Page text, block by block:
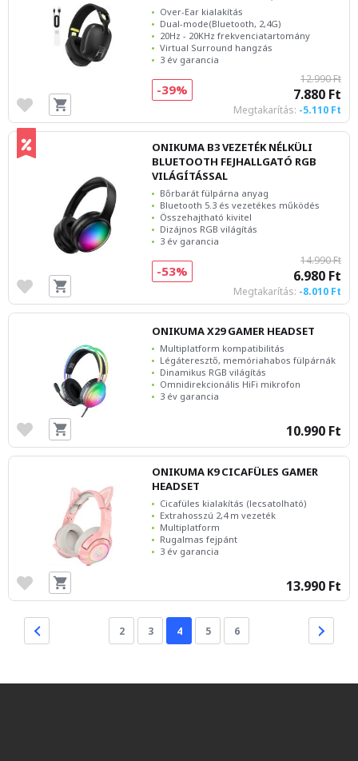
Over-Ear kialakítás
Dual-mode(Bluetooth, 2,4G)
20Hz - 20KHz frekvenciatartomány
Virtual Surround hangzás
3 év garancia
12.990 Ft
7.880 Ft
Megtakarítás: -5.110 Ft
-39%
ONIKUMA B3 VEZETÉK NÉLKÜLI
BLUETOOTH FEJHALLGATÓ RGB
VILÁGÍTÁSSAL
Bőrbarát fülpárna anyag
Bluetooth 5.3 és vezetékes működés
Összehajtható kivitel
Dizájnos RGB világítás
3 év garancia
14.990 Ft
6.980 Ft
Megtakarítás: -8.010 Ft
-53%
ONIKUMA X29 GAMER HEADSET
Multiplatform kompatibilitás
Légáteresztő, memóriahabos fülpárnák
Dinamikus RGB világítás
Omnidirekcionális HiFi mikrofon
3 év garancia
10.990 Ft
ONIKUMA K9 CICAFÜLES GAMER
HEADSET
Cicafüles kialakítás (lecsatolható)
Extrahosszú 2,4 m vezeték
Multiplatform
Rugalmas fejpánt
3 év garancia
13.990 Ft
2 3 4 5 6